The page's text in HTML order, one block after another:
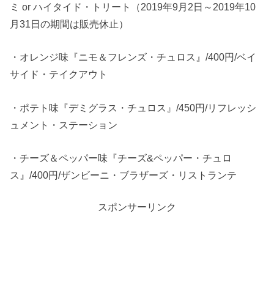
ミ or ハイタイド・トリート（2019年9月2日～2019年10
月31日の期間は販売休止）
・オレンジ味『ニモ＆フレンズ・チュロス』/400円/ベイ
サイド・テイクアウト
・ポテト味『デミグラス・チュロス』/450円/リフレッシ
ュメント・ステーション
・チーズ＆ペッパー味『チーズ&ペッパー・チュロ
ス』/400円/ザンビーニ・ブラザーズ・リストランテ
スポンサーリンク